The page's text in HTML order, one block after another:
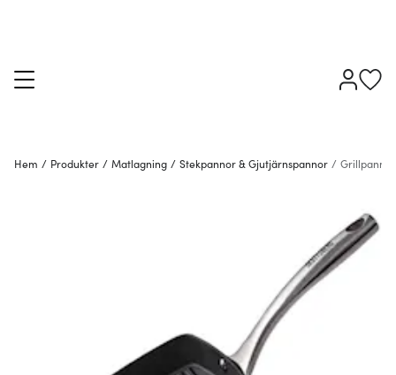
Hem / Produkter / Matlagning / Stekpannor & Gjutjärnspannor / Grillpannor